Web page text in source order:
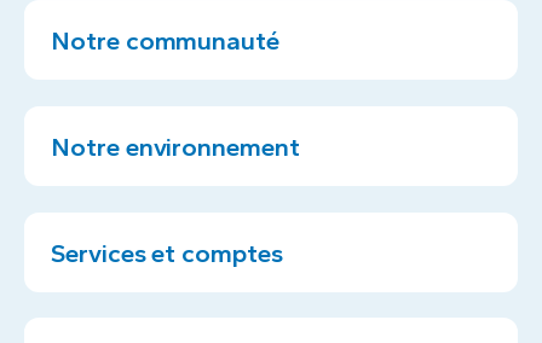
Notre communauté
Notre environnement
Services et comptes